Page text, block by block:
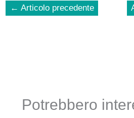
← Articolo precedente
Potrebbero